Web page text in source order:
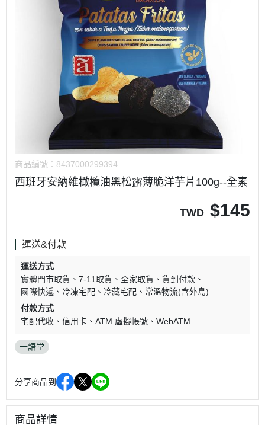
商品編號： 8437000299394
西班牙安納維橄欖油黑松露薄脆洋芋片100g--全素
TWD $145
運送&付款
運送方式
實體門市取貨
7-11取貨 全家取貨
貨到付款
國際快遞
冷凍宅配 冷藏宅配
常溫物流(含外島)
付款方式
宅配代收
信用卡 ATM 虛擬帳號 WebATM
一語堂
分享商品到
商品詳情